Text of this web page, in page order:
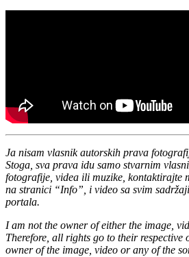
Ja nisam vlasnik autorskih prava
Stoga, sva prava idu samo stvarnim
fotografije, videa ili muzike, kontaktirajte
na stranici “Info”, i video sa svim
portala.
I am not the owner of either the image,
Therefore, all rights go to their respective
owner of the image, video or any of the